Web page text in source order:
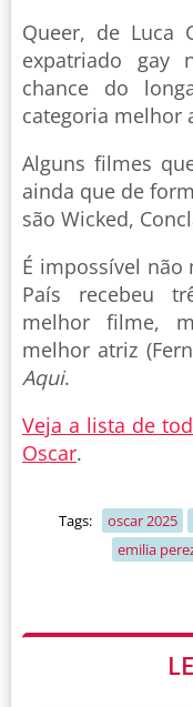
Queer, de Luca
expatriado gay
chance do
categoria melhor
Alguns filmes
ainda que de
são Wicked,
É impossível
País recebeu
melhor filme,
melhor atriz
Aqui.
Veja a lista de
Oscar.
Tags: oscar 2025
emilia